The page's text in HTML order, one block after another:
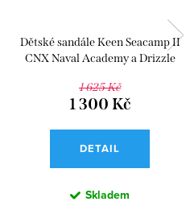
Dětské sandále Keen Seacamp II
CNX Naval Academy a Drizzle
1 625 Kč
1 300 Kč
DETAIL
Skladem